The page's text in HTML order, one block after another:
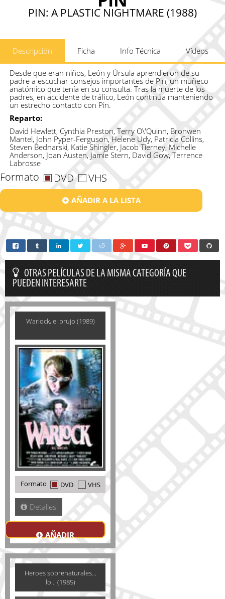
PIN: A PLASTIC NIGHTMARE (1988)
Descripción Ficha Info Técnica Vídeos
Desde que eran niños, León y Úrsula aprendieron de su
padre a escuchar consejos importantes de Pin, un muñeco
anatómico que tenía en su consulta. Tras la muerte de los
padres, en accidente de tráfico, León continúa manteniendo
un estrecho contacto con Pin.
Reparto:
David Hewlett, Cynthia Preston, Terry O\'Quinn, Bronwen
Mantel, John Pyper-Ferguson, Helene Udy, Patricia Collins,
Steven Bednarski, Katie Shingler, Jacob Tierney, Michelle
Anderson, Joan Austen, Jamie Stern, David Gow, Terrence
Labrosse
Formato DVD VHS
AÑADIR A LA LISTA
OTRAS PELÍCULAS DE LA MISMA CATEGORÍA QUE
PUEDEN INTERESARTE
Warlock, el brujo (1989)
Formato DVD VHS
Detalles
AÑADIR
Heroes sobrenaturales...
lo... (1985)